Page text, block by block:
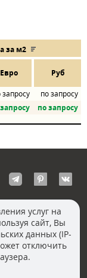
за м2
Евро Руб
запросу
по запросу
по запросу
услуг на
сайт, Вы
данных (IP-
отключить